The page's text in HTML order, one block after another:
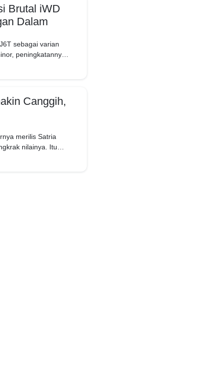
Brutal iWD
Dalam
sebagai varian
peningkatannya
Canggih,
merilis Satria
nilainya. Itu